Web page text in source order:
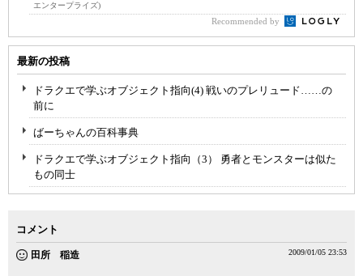
エンタープライズ)
Recommended by
最新の投稿
ドラクエで学ぶオブジェクト指向(4) 戦いのプレリュード……の
前に
ばーちゃんの百科事典
ドラクエで学ぶオブジェクト指向（3） 勇者とモンスターは似た
もの同士
コメント
田所 稲造 2009/01/05 23:53